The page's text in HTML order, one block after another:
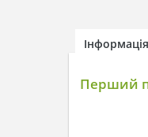
Інформація
Перший